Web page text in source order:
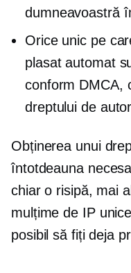
dumneavoastră
Orice unic pe
plasat automat
conform DMCA,
dreptului de
Obținerea unui
întotdeauna
chiar o risipă, mai
mulțime de IP
posibil să fiți deja